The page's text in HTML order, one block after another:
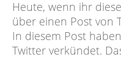
Heute, wenn ihr
über einen Post von
In diesem Post
Twitter verkündet.